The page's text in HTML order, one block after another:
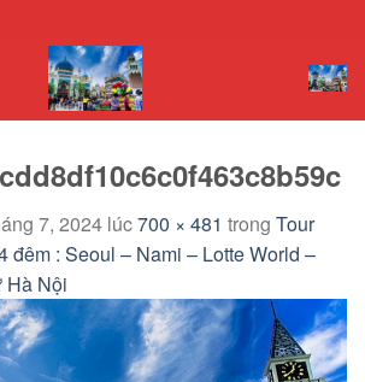
7, 2024 lúc700 × 481 trong Tour
đêm : Seoul – Nami – Lotte World –
Hà Nội